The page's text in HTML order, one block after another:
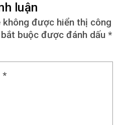
luận
không được hiển thị công
buộc được đánh dấu*